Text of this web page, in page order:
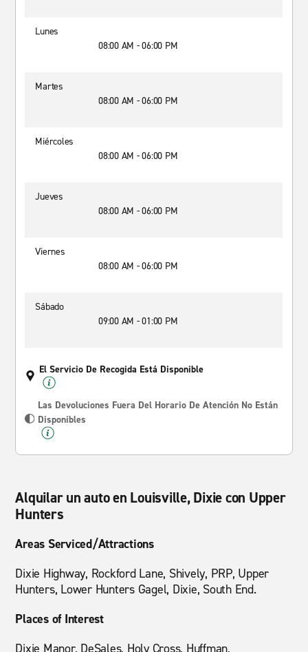
Lunes
08:00 AM - 06:00 PM
Martes
08:00 AM - 06:00 PM
Miércoles
08:00 AM - 06:00 PM
Jueves
08:00 AM - 06:00 PM
Viernes
08:00 AM - 06:00 PM
Sábado
09:00 AM - 01:00 PM
El Servicio De Recogida Está Disponible
Las Devoluciones Fuera Del Horario De Atención No Están
Disponibles
Alquilar un auto en Louisville, Dixie con Upper
Hunters
Areas Serviced/Attractions
Dixie Highway, Rockford Lane, Shively, PRP, Upper
Hunters, Lower Hunters Gagel, Dixie, South End.
Places of Interest
Dixie Manor, DeSales, Holy Cross, Huffman,